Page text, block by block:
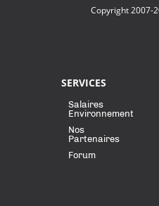
Copyright 2007-
SERVICES
Salaires
Environnement
Nos
Partenaires
Forum